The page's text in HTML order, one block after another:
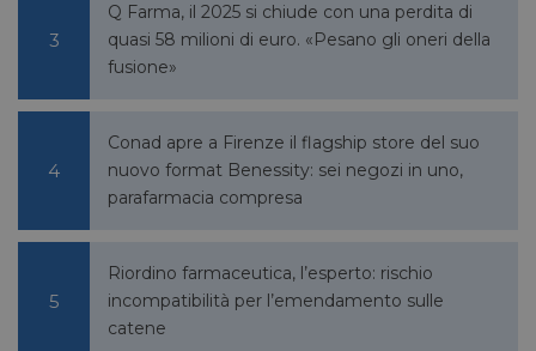
Q Farma, il 2025 si chiude con una perdita di
quasi 58 milioni di euro. «Pesano gli oneri della
fusione»
Conad apre a Firenze il flagship store del suo
nuovo format Benessity: sei negozi in uno,
parafarmacia compresa
Riordino farmaceutica, l’esperto: rischio
incompatibilità per l’emendamento sulle
catene